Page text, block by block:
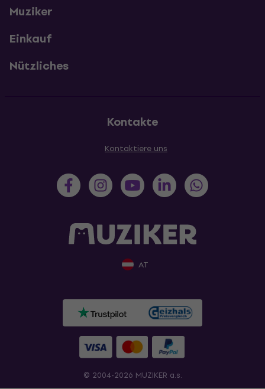
Muziker
Einkauf
Nützliches
Kontakte
Kontaktiere uns
AT
© 2004-2026 MUZIKER a.s.